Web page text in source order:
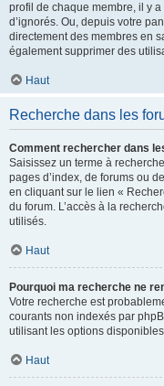
profil de chaque membre, il y a
d’ignorés. Ou, depuis votre
directement des membres en
également supprimer des
Haut
Recherche dans les
Comment rechercher dans
Saisissez un terme à
pages d’index, de forums ou
en cliquant sur le lien «
du forum. L’accès à la
utilisés.
Haut
Pourquoi ma recherche ne
Votre recherche est
courants non indexés par
utilisant les options
Haut